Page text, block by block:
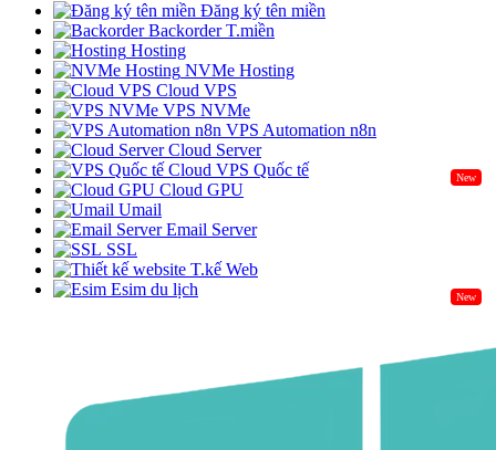
Đăng ký tên miền
Backorder T.miền
Hosting
NVMe Hosting
Cloud VPS
VPS NVMe
VPS Automation n8n
Cloud Server
Cloud VPS Quốc tế
New
Cloud GPU
Umail
Email Server
SSL
T.kế Web
Esim du lịch
New